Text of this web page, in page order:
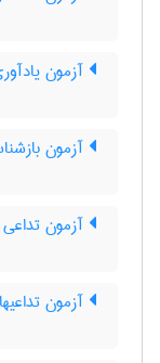
آزمون
آزمون
آزمون
آزمون